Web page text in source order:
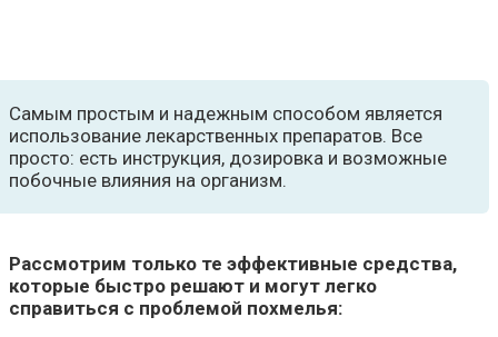
Самым простым и надежным способом является
использование лекарственных препаратов. Все
просто: есть инструкция, дозировка и возможные
побочные влияния на организм.
Рассмотрим только те эффективные средства,
которые быстро решают и могут легко
справиться с проблемой похмелья: